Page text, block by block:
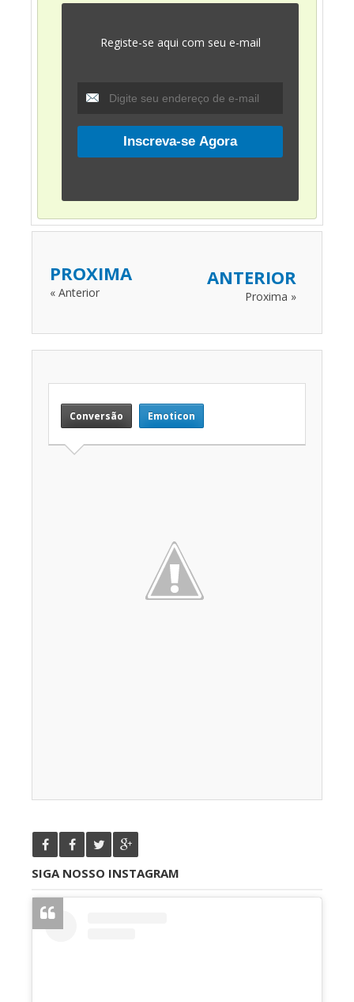
Registe-se aqui com seu e-mail
PROXIMA
« Anterior
ANTERIOR
Proxima »
Conversão Emoticon
SIGA NOSSO INSTAGRAM